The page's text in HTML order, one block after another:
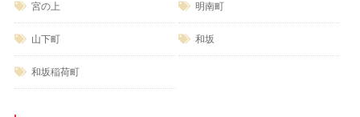
宮の上 明南町
山下町 和坂
和坂稲荷町